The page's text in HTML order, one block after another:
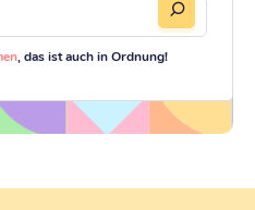
, das ist auch in Ordnung!